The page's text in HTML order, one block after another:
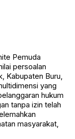
Pemuda
persoalan
Kabupaten Buru,
yang
hukum
tanpa izin telah
masyarakat,